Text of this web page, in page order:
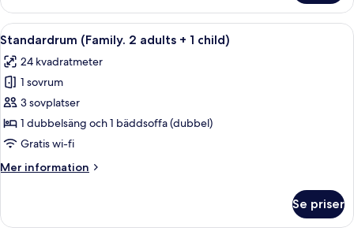
-
enkelsängar
Öppna
alla
foton
för
Standardrum
(Family.
2
+
Ett hotellrum med två sängar, ett
8
Standardrum (Family. 2 adults + 1 child)
24 kvadratmeter
1 sovrum
3 sovplatser
1 dubbelsäng och 1 bäddsoffa (dubbel)
Gratis wi-fi
Mer information
Mer
(Family.
Se priser